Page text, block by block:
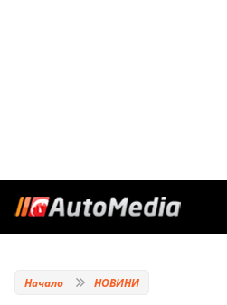
Начало НОВИНИ